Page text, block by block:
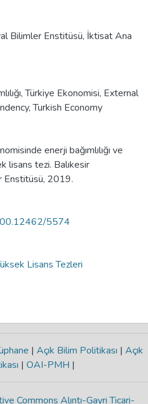
Bilimler Enstitüsü, İktisat Ana
,Türkiye Ekonomisi, External
,Turkish Economy
enerji bağımlılığı ve
lisans tezi. Balıkesir
Enstitüsü, 2019.
5574
Lisans Tezleri
| Açık Bilim Politikası | Açık
| OAI-PMH |
Commons Alıntı-Gayri Ticari-